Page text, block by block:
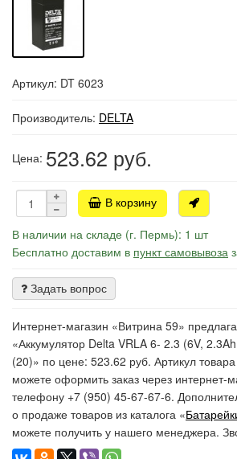
Артикул: DT 6023
Производитель: DELTA
Цена: 523.62 руб.
В корзину
В наличии на складе (г. Пермь): 1 шт
Бесплатно доставим в пункт самовывоза
Задать вопрос
Интернет-магазин «Витрина 59»
«Аккумулятор Delta VRLA 6- 2.3 (6V,
(20)» по цене: 523.62 руб. Артикул
можете оформить заказ через интернет-
телефону +7 (950) 45-67-67-6.
о продаже товаров из каталога «
можете получить у нашего менеджера.